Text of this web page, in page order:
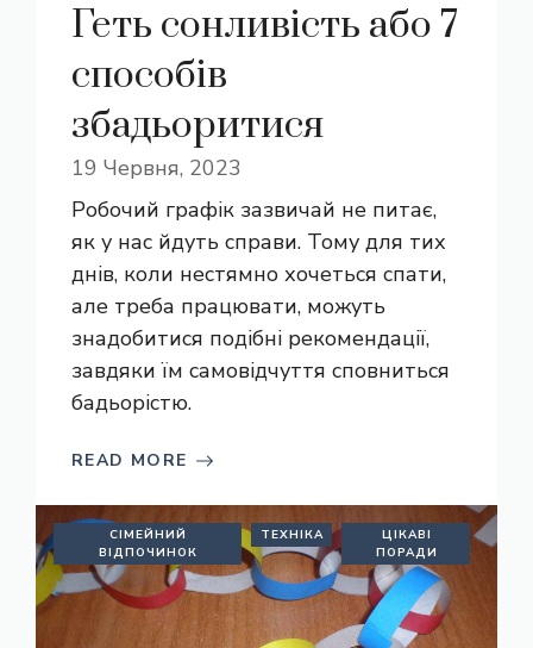
Геть сонливість або 7
способів
збадьоритися
19 Червня, 2023
Робочий графік зазвичай не питає,
як у нас йдуть справи. Тому для тих
днів, коли нестямно хочеться спати,
але треба працювати, можуть
знадобитися подібні рекомендації,
завдяки їм самовідчуття сповниться
бадьорістю.
READ MORE
СІМЕЙНИЙ
ВІДПОЧИНОК
ТЕХНІКА
ЦІКАВІ
ПОРАДИ